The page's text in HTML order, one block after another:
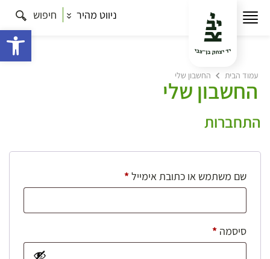
ניווט מהיר חיפוש
עמוד הבית החשבון שלי
החשבון שלי
התחברות
שם משתמש או כתובת אימייל*חובה
סיסמה *חובה